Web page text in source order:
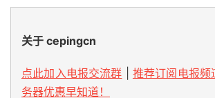
font-size: 26px;
display: block
margin: 0 0 35px;
关于 cepingcn
点此加入电报交流群
推荐订阅电报频
务器优惠早知道！